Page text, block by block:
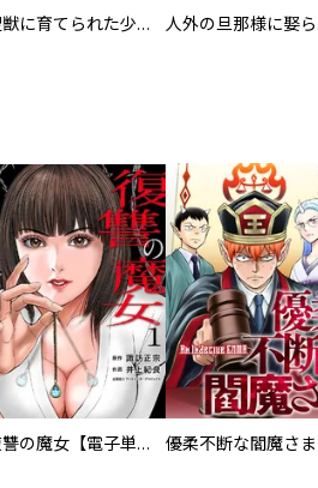
聖獣に育てられた少年の異世界ゆるり放浪記～神様からもらったチート魔法で、仲間たちとスローライフを満喫中～【分冊版】
復讐の魔女【電子単行本版】 優柔不断な閻魔さま